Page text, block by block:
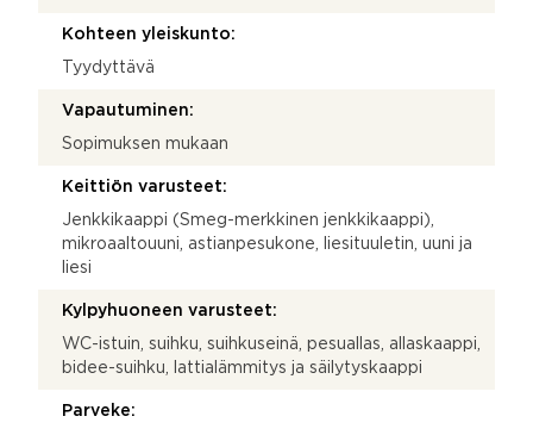
Kohteen yleiskunto:
Tyydyttävä
Vapautuminen:
Sopimuksen mukaan
Keittiön varusteet:
Jenkkikaappi (Smeg-merkkinen jenkkikaappi),
mikroaaltouuni, astianpesukone, liesituuletin, uuni ja
liesi
Kylpyhuoneen varusteet:
WC-istuin, suihku, suihkuseinä, pesuallas, allaskaappi,
bidee-suihku, lattialämmitys ja säilytyskaappi
Parveke: